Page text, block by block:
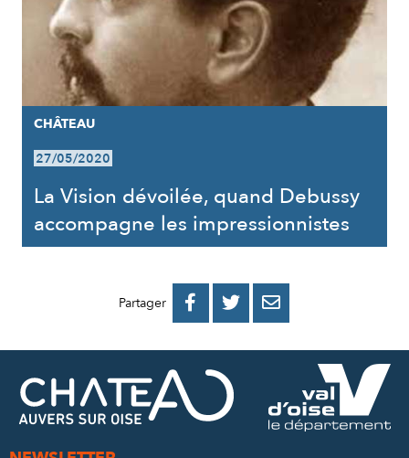
CHÂTEAU
27/05/2020
La Vision dévoilée, quand Debussy
accompagne les impressionnistes
Partager 
PARTAGER
FACEBOOK
PARTAGER
PARTAGER
MAIL